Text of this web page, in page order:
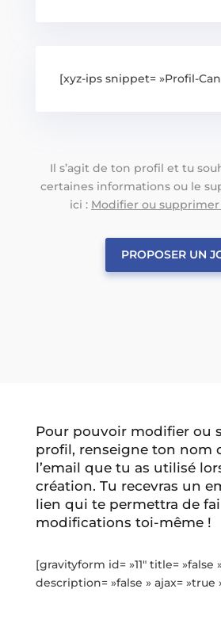
[xyz-ips snippet= »Profil-
Il s’agit de ton profil et tu
certaines informations ou le
ici : Modifier ou
PROPOSER UN
Pour pouvoir modifier ou
profil, renseigne ton nom
l’email que tu as utilisé
création. Tu recevras un
lien qui te permettra de
modifications toi-même !
[gravityform id= »11″ title= »false
description= »false » ajax= »true